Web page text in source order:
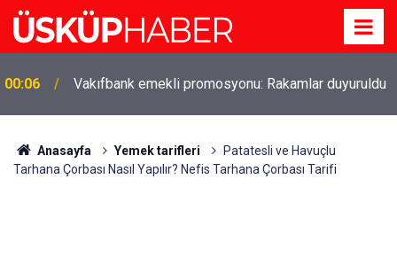
00:06 Vakıfbank emekli promosyonu: Rakamlar duyuruldu
19:21
Gözde oldu! Hem köy hem mahalle hayatı iç içe!
İzmir'deki doğal semt
Anasayfa Yemek tarifleri
Patatesli ve Havuçlu
Tarhana Çorbası Nasıl Yapılır? Nefis Tarhana Çorbası Tarifi